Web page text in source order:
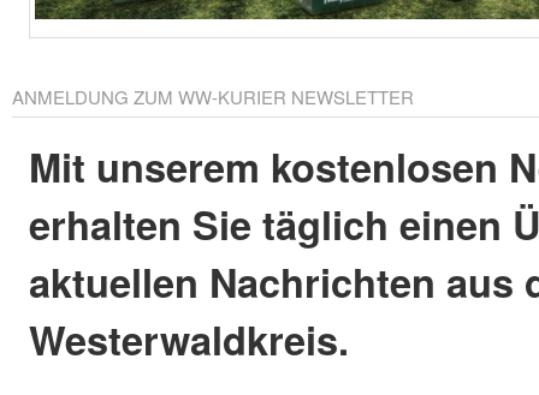
ANMELDUNG ZUM WW-KURIER NEWSLETTER
Mit unserem kostenlosen
erhalten Sie täglich einen
aktuellen Nachrichten aus
Westerwaldkreis.